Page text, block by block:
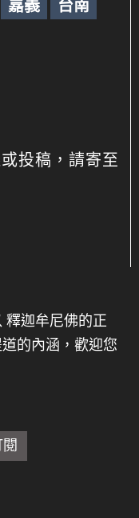
嘉義 台南
投稿，請寄至
釋迦牟尼佛的正
的內涵，歡迎您